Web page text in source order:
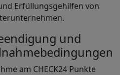
Erfüllungsgehilfen von
und
am CHECK24 Punkte